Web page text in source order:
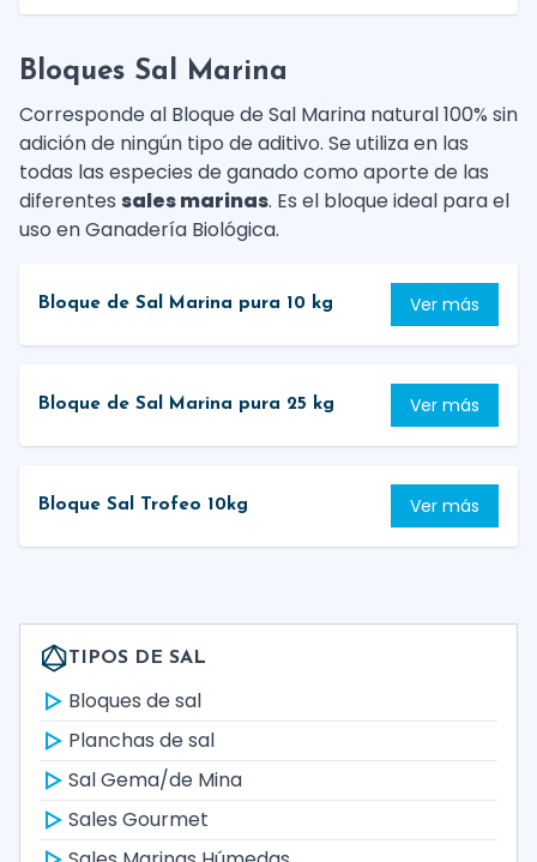
Bloques Sal Marina
Corresponde al Bloque de Sal Marina natural 100% sin
adición de ningún tipo de aditivo. Se utiliza en las
todas las especies de ganado como aporte de las
diferentes sales marinas. Es el bloque ideal para el
uso en Ganadería Biológica.
Bloque de Sal Marina pura 10 kg Ver más
Bloque de Sal Marina pura 25 kg Ver más
Bloque Sal Trofeo 10kg Ver más
TIPOS DE SAL
Bloques de sal
Planchas de sal
Sal Gema/de Mina
Sales Gourmet